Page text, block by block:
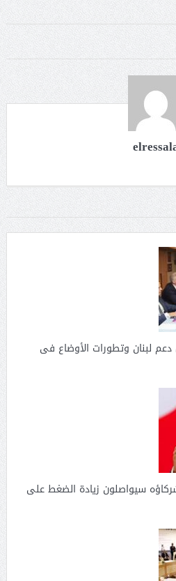
دعم لبنان وتطورات الأوضاع فى
سيواصلون زيادة الضغط على